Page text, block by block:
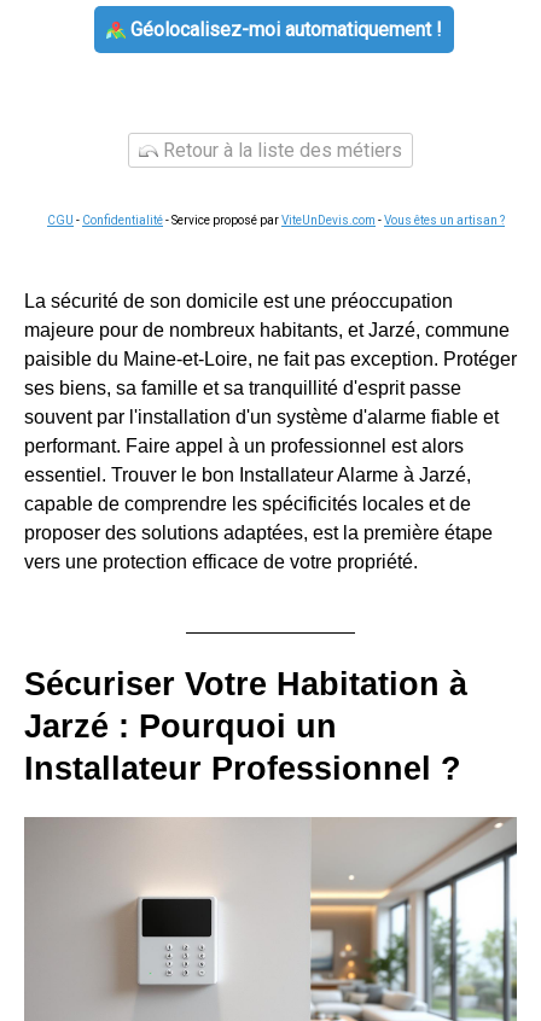
Géolocalisez-moi automatiquement !
Retour à la liste des métiers
CGU - Confidentialité- Service proposé parViteUnDevis.com -Vous êtes un artisan ?
La sécurité de son domicile est une préoccupation
majeure pour de nombreux habitants, et Jarzé, commune
paisible du Maine-et-Loire, ne fait pas exception. Protéger
ses biens, sa famille et sa tranquillité d'esprit passe
souvent par l'installation d'un système d'alarme fiable et
performant. Faire appel à un professionnel est alors
essentiel. Trouver le bon Installateur Alarme à Jarzé,
capable de comprendre les spécificités locales et de
proposer des solutions adaptées, est la première étape
vers une protection efficace de votre propriété.
Sécuriser Votre Habitation à
Jarzé : Pourquoi un
Installateur Professionnel ?